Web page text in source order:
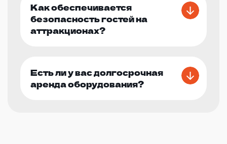
Как обеспечивается
безопасность гостей на
аттракционах?
Есть ли у вас долгосрочная
аренда оборудования?